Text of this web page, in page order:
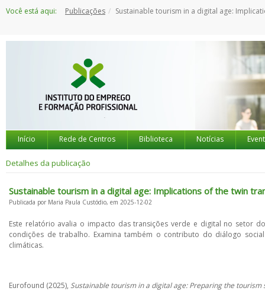
paraVocê está aqui: Publicações Sustainable tourism in a digital age: Implications of the twin transitions for employment, working conditions and
Início Rede de Centros Biblioteca Notícias
Detalhes da publicação
Sustainable tourism in a digital age: Implications of the twin
Publicada por Maria Paula Custódio, em 2025-12-02
Este relatório avalia o impacto das transições verde e digital no setor
condições de trabalho. Examina também o contributo do diálogo
climáticas.
Eurofound (2025), Sustainable tourism in a digital age: Preparing the